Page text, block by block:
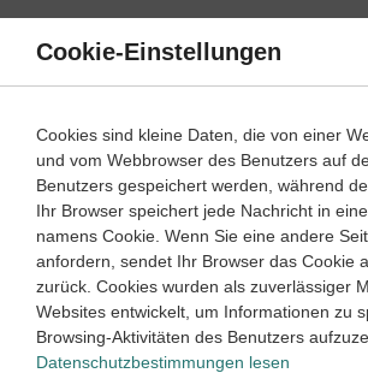
Direkt
Inhalt
Mathematik 5. Klasse ‐ Abitur
Mitternachtsformel
DieMitternachtsformelist die allgemeine
einequadratische Gleichung der Form
0 =ax +bx+c.
Cookie-Einstellungen
Cookies sind kleine Daten, die von einer
und vom Webbrowser des Benutzers auf
Benutzers gespeichert werden, während
Ihr Browser speichert jede Nachricht in
namens Cookie. Wenn Sie eine andere
anfordern, sendet Ihr Browser das Cookie
zurück. Cookies wurden als zuverlässiger
Websites entwickelt, um Informationen zu
Browsing-Aktivitäten des Benutzers
Datenschutzbestimmungen lesen